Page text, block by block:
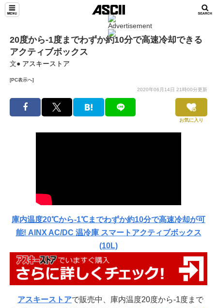
20度から-1度までわずか約10分で高速冷却できる
アクティブボックス
文● アスキーストア
[PC表示へ]
2020年06月14日 21時00分更新
お気に入り
庫内温度20℃から-1℃までわずか約10分で高速冷却が可
能! AINX AC/DC 温冷庫 スマートアクティブボックス
(10L)
アスキーストアで販売中、庫内温度20度から-1度まで